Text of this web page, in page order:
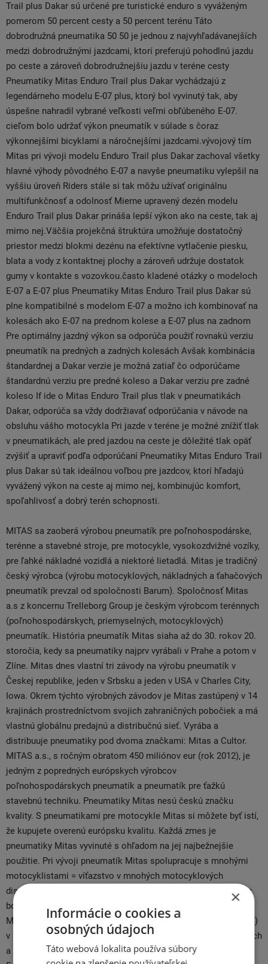
Trail plus Dakar sú určené pre turistické enduro s vyváženým
pomerom 50 percent cesty a 50 percent terénu Táto
dobrodružná pneumatika 50 50 je jednou z najvyhľadávanejších
medzi dobrodružnými jazdcami, ktorí preferujú pohodlnú jazdu
po ceste a zároveň dobrodružnejšiu jazdu v teréne cesty
Pneumatiky Mitas Enduro Trail plus Dakar vychádzajú z
legendárneho modelu E-07 plus, ktorý bol vyvinutý tak, aby
úspešne nahradil vybrané veľkosti veľmi obľúbeného E-07.
cieľom bolo udržať výkon pneumatík v súlade s čoraz
výkonnejšími bicyklami a náročnejšími jazdcami.vývojový tím
Mitas pri vývoji modelu Enduro Trail plus Dakar zachoval všetky
hlavné výhody pôvodného E-07 a navyše pneumatiku vylepšil na
vyššiu úroveň Riders stále si tak môžu užívať originálnu
multifunkčnosť a odolnosť Mierne upravený dezén modelu
Enduro Trail plus Dakar prináša lepší výkon ako na ceste, tak aj
mimo nej.Väčšia projekčná štruktúra umožňuje dostatočný
priestor medzi blokmi dezénu na efektívne vytlačenie piesku,
blata a vody z kontaktnej plochy a zároveň udržuje dostatok
gumy v kontakte s vozovkou.často kladené otázky o modeloch
E-07 a E-07 plus Pneumatiky Mitas Enduro Trail plus Dakar sú
plne kompatibilné s modelom E-07 a možno ich kombinovať na
kolesách ako E-07 na prednom kolese a E-07 plus na zadnom
Pre optimálny jazdný výkon sa odporúča použiť rovnakú verziu
pneumatík na predných a zadných kolesách Avšak kombinácia
štandardnej a Dakar verzie je možná zatiaľ čo odporúčame
štandardnú verziu pre predné koleso a Dakar verziu pre zadné
koleso If ide o Mitas Enduro Trail plus tlak v pneumatikách
Dakar, odporúča sa vždy dodržiavať odporúčania v návode na
obsluhu vášho motocykla Pri jazde v teréne je možné znížiť tlak
v pneumatikách, ale pred jazdou na ceste je dôležité tlak opäť
zvýšiť a upraviť podľa odporúčaní Pneumatiky Mitas Enduro Trail
plus Dakar sú tak ideálnou voľbou pre jazdcov, ktorí hľadajú
vyvážený výkon na ceste aj mimo nej, kombinujúc komfort,
spoľahlivosť a dobrý terén schopnosti.
MITAS sa zaoberá výrobou pneumatík pre poľnohospodárske,
terénne a stavebné stroje, pre motocykle, vysokozdvižné vozíky,
pre ľahké nákladné vozidlá a niektoré lietadlá. Mitas je tradičný
český výrobca (výrobu motocyklových, nákladných a ťahačových
pneumatík prevzal od spoločnosti Barum). Spoločnosť Mitas
a.s z koncernu Trelleborg Group je českým výrobcom terénnych
(poľnohospodárskych, priemyselných, motocyklových)
pneumatík. História pneumatík Mitas siaha až do 30. rokov 20.
storočia, kedy sa pneumatiky najprv vyrábali v Prahe a potom v
Zlíne. Mitas dnes vlastní tri závody na výrobu pneumatík v
Českej republike, jeden v Srbsku a jeden v USA v Charles City,
Iowa. Okrem týchto výrobných závodov je Mitas zastúpený v 14
krajinách prostredníctvom svojich zahraničných pobočiek a má
vlastnú globálnu predajnú a distribučnú sieť. Vyrába a
distribuuje pneumatiky pod dvoma značkami: Mitas a Cultor.
MITAS a.s., s ročným obratom 450 miliónov eur (rok 2012), je
jedným z popredných európskych výrobcov
poľnohospodárskych pneumatík a pneumatík pre ťažkú
stavebnú techniku. Pneumatiky Mitas nesú českú značku
kvality. S pneumatikami pre motocykle Mitas si môžete byť istí,
že kupujete overenú európsku kvalitu. Každá zmes je
pneumatiky Mitas vyvinuté s ohľadom na jej najbežnejšie
použitie. Pri vývoji pneumatík Mitas spolupracuje s mnohými
motocyklistami = víťazstvo v mnohých motocyklových
disciplínach, či už na asfalte alebo mimo neho. Továreň Mitas
bola založená už v roku 1933 ako dcérska spoločnosť
Michelinu, odkiaľ pochádza názov (Mitas = MIchelin + VeriTAS)
v spojení s výrobcom obručí. Mitas je jedným z najmodernejších
a najvýznamnejších výrobcov motocyklových pneumatík v
×
Informácie o cookies a
osobných údajoch
Táto webová lokalita používa súbory